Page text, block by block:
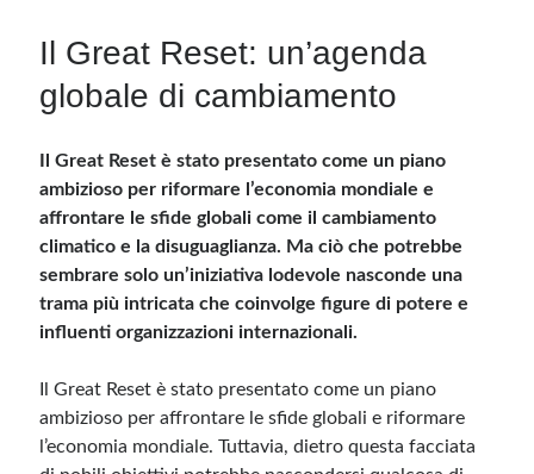
Feed dei contenuti
Feed dei commenti
WordPress.org
Il Great Reset: un’agenda
globale di cambiamento
Il Great Reset è stato presentato come un piano
ambizioso per riformare l’economia mondiale e
affrontare le sfide globali come il cambiamento
climatico e la disuguaglianza. Ma ciò che potrebbe
sembrare solo un’iniziativa lodevole nasconde una
trama più intricata che coinvolge figure di potere e
influenti organizzazioni internazionali.
Il Great Reset è stato presentato come un piano
ambizioso per affrontare le sfide globali e riformare
l’economia mondiale. Tuttavia, dietro questa facciata